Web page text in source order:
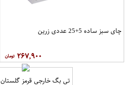
چای سبز ساده 5+25 عددی زرین
۲۶۷,۹۰۰